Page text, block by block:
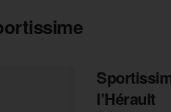
l’Hérault